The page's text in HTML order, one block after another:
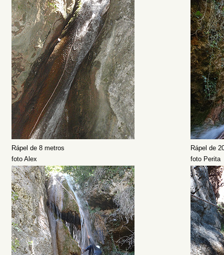
Rápel de 8 metros
Rápel de
foto Alex
foto Perita